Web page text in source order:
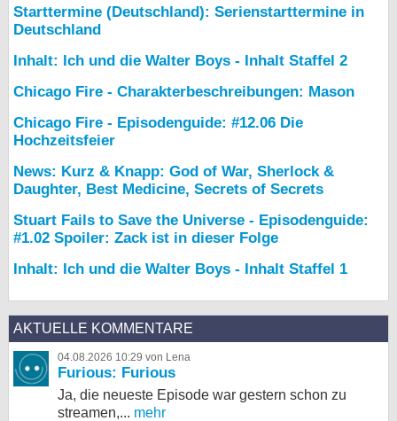
Starttermine (Deutschland): Serienstarttermine in
Deutschland
Inhalt: Ich und die Walter Boys - Inhalt Staffel 2
Chicago Fire - Charakterbeschreibungen: Mason
Chicago Fire - Episodenguide: #12.06 Die
Hochzeitsfeier
News: Kurz & Knapp: God of War, Sherlock &
Daughter, Best Medicine, Secrets of Secrets
Stuart Fails to Save the Universe - Episodenguide:
#1.02 Spoiler: Zack ist in dieser Folge
Inhalt: Ich und die Walter Boys - Inhalt Staffel 1
AKTUELLE KOMMENTARE
04.08.2026 10:29 von Lena
Furious: Furious
Ja, die neueste Episode war gestern schon zu
streamen,... mehr